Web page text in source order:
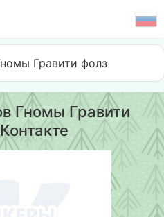
Гравити фолз
Гномы Гравити